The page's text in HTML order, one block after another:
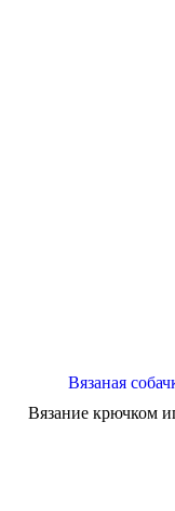
Вязаная
Вязание крючком